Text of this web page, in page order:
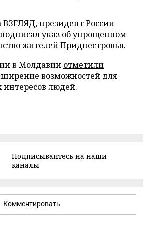
ВЗГЛЯД, президент России
подписалуказ об упрощенном
жителей Приднестровья.
в Молдавии отметили
возможностей для
людей.
Подписывайтесь на наши
каналы
Комментировать